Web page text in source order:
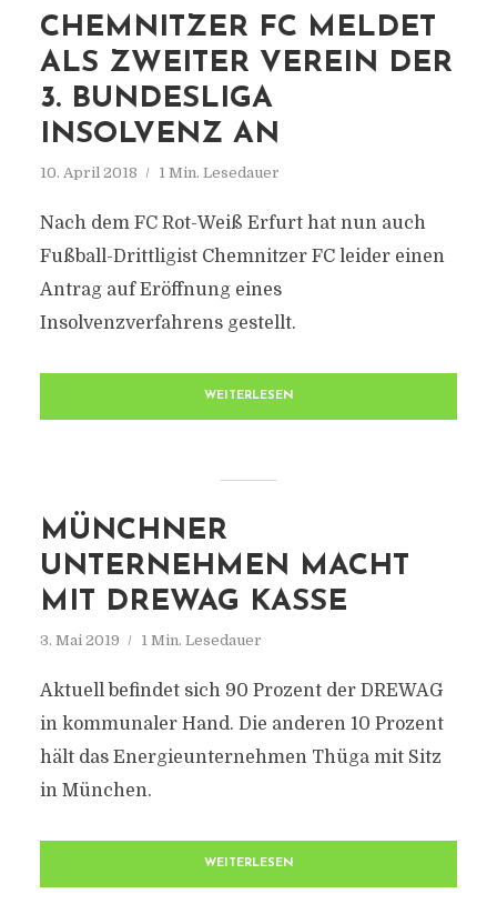
CHEMNITZER FC MELDET
ALS ZWEITER VEREIN DER
3. BUNDESLIGA
INSOLVENZ AN
10. April 2018 1 Min. Lesedauer
Nach dem FC Rot-Weiß Erfurt hat nun auch
Fußball-Drittligist Chemnitzer FC leider einen
Antrag auf Eröffnung eines
Insolvenzverfahrens gestellt.
WEITERLESEN
MÜNCHNER
UNTERNEHMEN MACHT
MIT DREWAG KASSE
3. Mai 2019 1 Min. Lesedauer
Aktuell befindet sich 90 Prozent der DREWAG
in kommunaler Hand. Die anderen 10 Prozent
hält das Energieunternehmen Thüga mit Sitz
in München.
WEITERLESEN